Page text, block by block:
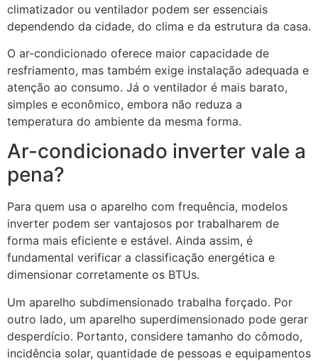
climatizador ou ventilador podem ser essenciais
dependendo da cidade, do clima e da estrutura da casa.
O ar-condicionado oferece maior capacidade de
resfriamento, mas também exige instalação adequada e
atenção ao consumo. Já o ventilador é mais barato,
simples e econômico, embora não reduza a
temperatura do ambiente da mesma forma.
Ar-condicionado inverter vale a
pena?
Para quem usa o aparelho com frequência, modelos
inverter podem ser vantajosos por trabalharem de
forma mais eficiente e estável. Ainda assim, é
fundamental verificar a classificação energética e
dimensionar corretamente os BTUs.
Um aparelho subdimensionado trabalha forçado. Por
outro lado, um aparelho superdimensionado pode gerar
desperdício. Portanto, considere tamanho do cômodo,
incidência solar, quantidade de pessoas e equipamentos